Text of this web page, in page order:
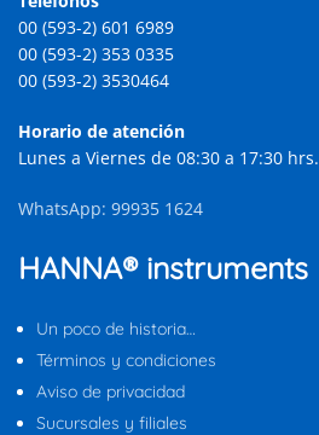
00 (593-2) 601 6989
00 (593-2) 353 0335
00 (593-2) 3530464
Horario de atención
Lunes a Viernes de 08:30 a 17:30 hrs.
WhatsApp: 99935 1624
HANNA® instruments
Un poco de historia…
Términos y condiciones
Aviso de privacidad
Sucursales y filiales